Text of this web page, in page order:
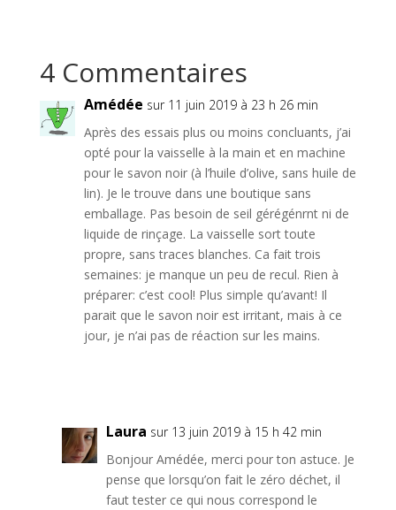
4 Commentaires
Amédée sur 11 juin 2019 à 23 h 26 min
Après des essais plus ou moins concluants, j’ai
opté pour la vaisselle à la main et en machine
pour le savon noir (à l’huile d’olive, sans huile de
lin). Je le trouve dans une boutique sans
emballage. Pas besoin de seil gérégénrnt ni de
liquide de rinçage. La vaisselle sort toute
propre, sans traces blanches. Ca fait trois
semaines: je manque un peu de recul. Rien à
préparer: c’est cool! Plus simple qu’avant! Il
parait que le savon noir est irritant, mais à ce
jour, je n’ai pas de réaction sur les mains.
Laura sur 13 juin 2019 à 15 h 42 min
Bonjour Amédée, merci pour ton astuce. Je
pense que lorsqu’on fait le zéro déchet, il
faut tester ce qui nous correspond le